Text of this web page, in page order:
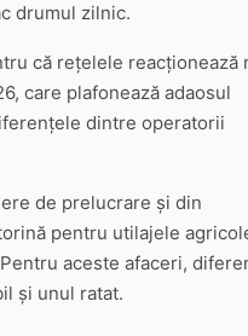
drumul zilnic.
că rețelele reacționează
care plafonează adaosul
dintre operatorii
de prelucrare și din
pentru utilajele
aceste afaceri,
și unul ratat.